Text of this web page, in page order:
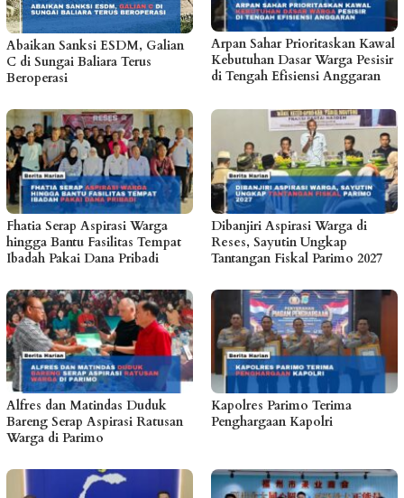
Abaikan Sanksi ESDM, Galian
C di Sungai Baliara Terus
Beroperasi
Arpan Sahar Prioritaskan Kawal
Kebutuhan Dasar Warga Pesisir
di Tengah Efisiensi Anggaran
Fhatia Serap Aspirasi Warga
hingga Bantu Fasilitas Tempat
Ibadah Pakai Dana Pribadi
Dibanjiri Aspirasi Warga di
Reses, Sayutin Ungkap
Tantangan Fiskal Parimo 2027
Alfres dan Matindas Duduk
Bareng Serap Aspirasi Ratusan
Warga di Parimo
Kapolres Parimo Terima
Penghargaan Kapolri